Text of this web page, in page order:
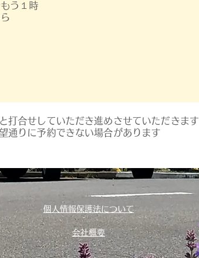
う１時
打合せしていただき進めさせていただきます
通りに予約できない場合があります
個人情報保護法について
会社概要